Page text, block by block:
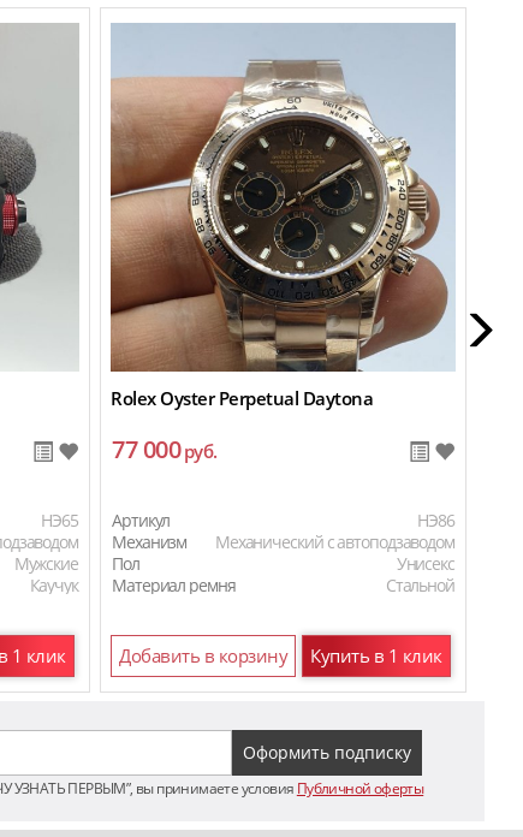
HЭ65
Мужские
Каучук
1 клик
Rolex Oyster Perpetual Daytona
77 000руб.
Артикул
HЭ86
Механизм
Механический с автоподзаводом
Пол
Унисекс
Материал ремня
Стальной
Добавить в корзину Купить в 1 клик
УЗНАТЬ ПЕРВЫМ”, вы принимаете условия Публичной оферты